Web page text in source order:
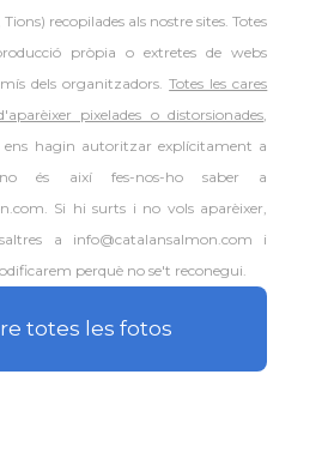
recopilades als nostre sites. Totes
pròpia o extretes de webs
dels organitzadors.Totes les cares
pixelades o distorsionades,
ens hagin autoritzar explícitament a
és així fes-nos-ho saber a
Si hi surts i no vols aparèixer,
a info@catalansalmon.com i
perquè no se't reconegui.
totes les fotos